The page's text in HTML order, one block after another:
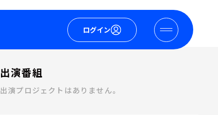
ログイン
出演番組
出演プロジェクトはありません。